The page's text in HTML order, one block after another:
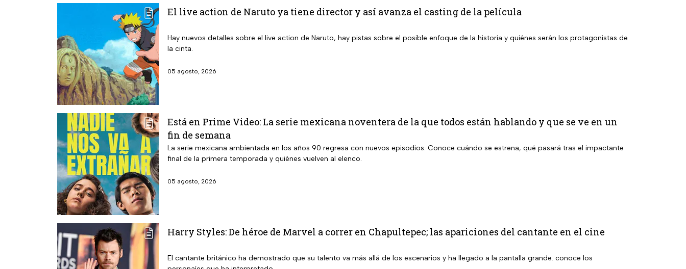
El live action de Naruto ya tiene director y así avanza el casting de la película
Hay nuevos detalles sobre el live action de Naruto, hay pistas sobre el posible enfoque de la historia y quiénes serán los protagonistas de
la cinta.
05 agosto, 2026
Está en Prime Video: La serie mexicana noventera de la que todos están hablando y que se ve en un
fin de semana
La serie mexicana ambientada en los años 90 regresa con nuevos episodios. Conoce cuándo se estrena, qué pasará tras el impactante
final de la primera temporada y quiénes vuelven al elenco.
05 agosto, 2026
Harry Styles: De héroe de Marvel a correr en Chapultepec; las apariciones del cantante en el cine
El cantante británico ha demostrado que su talento va más allá de los escenarios y ha llegado a la pantalla grande. conoce los